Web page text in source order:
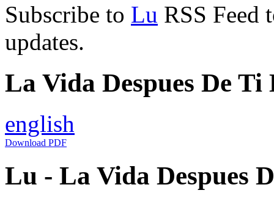
Subscribe to Lu RSS Feed
updates.
La Vida Despues De
english
Download PDF
Lu - La Vida Despues